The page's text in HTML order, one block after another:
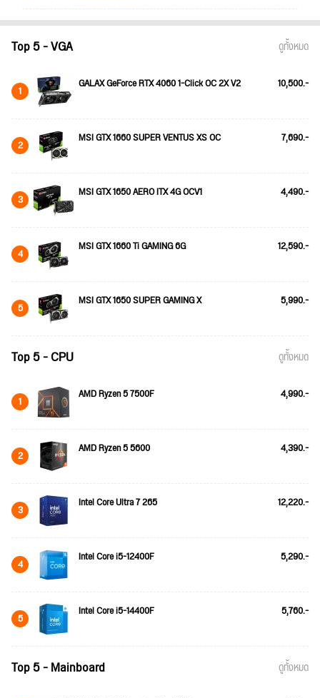
Top 5 - VGA ดูทั้งหมด
1 GALAX GeForce RTX 4060 1-Click OC 2X V2 10,500.-
2 MSI GTX 1660 SUPER VENTUS XS OC 7,690.-
3 MSI GTX 1650 AERO ITX 4G OCV1 4,490.-
4 MSI GTX 1660 Ti GAMING 6G 12,590.-
5 MSI GTX 1650 SUPER GAMING X 5,990.-
Top 5 - CPU ดูทั้งหมด
1 AMD Ryzen 5 7500F 4,990.-
2 AMD Ryzen 5 5600 4,390.-
3 Intel Core Ultra 7 265 12,220.-
4 Intel Core i5-12400F 5,290.-
5 Intel Core i5-14400F 5,760.-
Top 5 - Mainboard ดูทั้งหมด